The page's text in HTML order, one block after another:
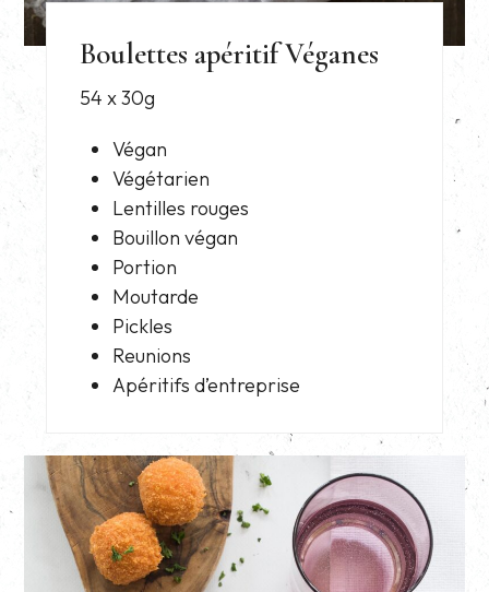
Boulettes apéritif Véganes
54 x 30g
Végan
Végétarien
Lentilles rouges
Bouillon végan
Portion
Moutarde
Pickles
Reunions
Apéritifs d’entreprise